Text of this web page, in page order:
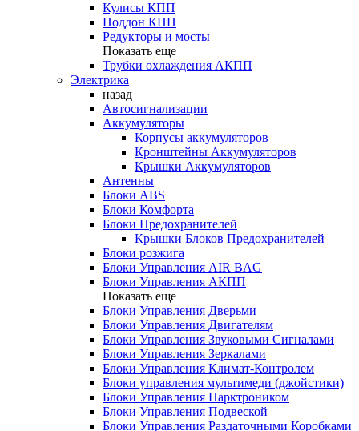
Кулисы КПП
Поддон КПП
Редукторы и мосты
Показать еще
Трубки охлаждения АКПП
Электрика
назад
Автосигнализации
Аккумуляторы
Корпусы аккумуляторов
Кронштейны Аккумуляторов
Крышки Аккумуляторов
Антенны
Блоки ABS
Блоки Комфорта
Блоки Предохранителей
Крышки Блоков Предохранителей
Блоки розжига
Блоки Управления AIR BAG
Блоки Управления АКПП
Показать еще
Блоки Управления Дверьми
Блоки Управления Двигателям
Блоки Управления Звуковыми Сигналами
Блоки Управления Зеркалами
Блоки Управления Климат-Контролем
Блоки управления мультимеди (джойстики)
Блоки Управления Парктроником
Блоки Управления Подвеской
Блоки Управления Раздаточными Коробками